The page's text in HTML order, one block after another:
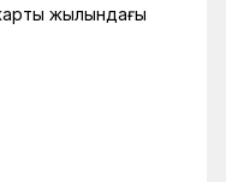
жылындағы